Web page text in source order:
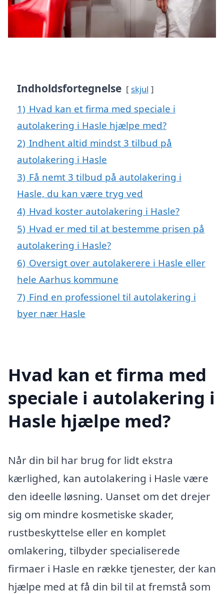
Indholdsfortegnelse skjul
1) Hvad kan et firma med speciale i
autolakering i Hasle hjælpe med?
2) Indhent altid mindst 3 tilbud på
autolakering i Hasle
3) Få nemt 3 tilbud på autolakering i
Hasle, du kan være tryg ved
4) Hvad koster autolakering i Hasle?
5) Hvad er med til at bestemme prisen på
autolakering i Hasle?
6) Oversigt over autolakerere i Hasle eller
hele Aarhus kommune
7) Find en professionel til autolakering i
byer nær Hasle
Hvad kan et firma med
speciale i autolakering i
Hasle hjælpe med?
Når din bil har brug for lidt ekstra
kærlighed, kan autolakering i Hasle være
den ideelle løsning. Uanset om det drejer
sig om mindre kosmetiske skader,
rustbeskyttelse eller en komplet
omlakering, tilbyder specialiserede
firmaer i Hasle en række tjenester, der kan
hjælpe med at få din bil til at fremstå som